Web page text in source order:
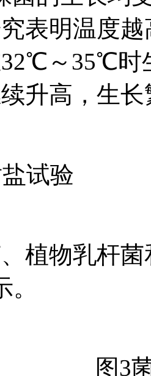
表明温度
～35℃时
升高，生
试验
植物乳杆
图3